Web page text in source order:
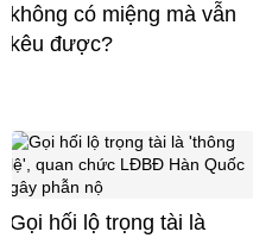
không có miệng mà vẫn
kêu được?
Gọi hối lộ trọng tài là